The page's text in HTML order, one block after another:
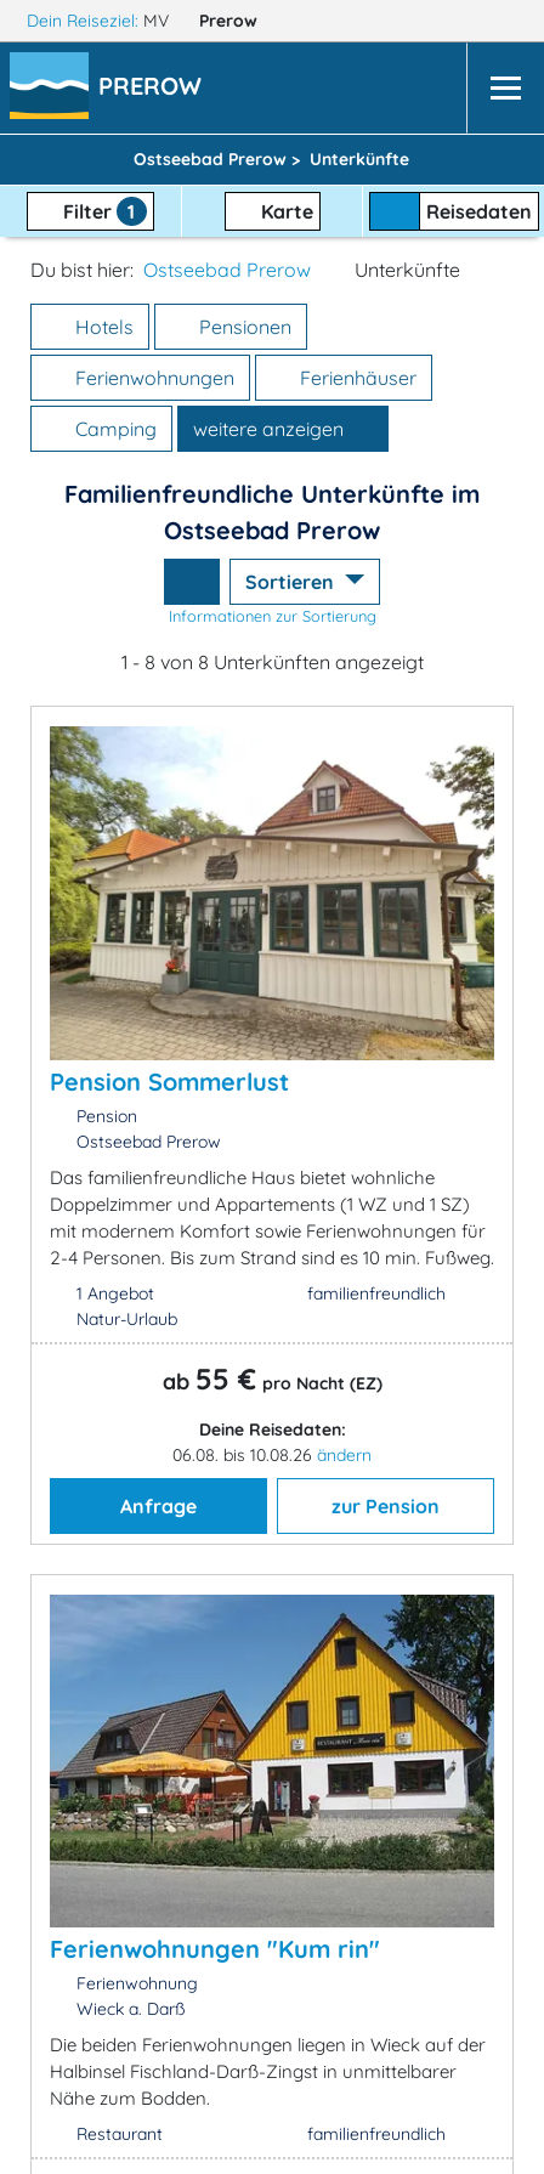
Dein Reiseziel: MV Prerow
PREROW
Ostseebad Prerow > Unterkünfte
Filter 1 Karte Reisedaten
Du bist hier: Ostseebad Prerow Unterkünfte
Hotels Pensionen
Ferienwohnungen Ferienhäuser
Camping weitere anzeigen
Familienfreundliche Unterkünfte im
Ostseebad Prerow
Sortieren
Informationen zur Sortierung
1 - 8 von 8 Unterkünften angezeigt
Pension Sommerlust
Pension
Ostseebad Prerow
Das familienfreundliche Haus bietet wohnliche
Doppelzimmer und Appartements (1 WZ und 1 SZ)
mit modernem Komfort sowie Ferienwohnungen für
2-4 Personen. Bis zum Strand sind es 10 min. Fußweg.
1 Angebot
Natur-Urlaub
familienfreundlich
ab 55 € pro Nacht (EZ)
Deine Reisedaten:
06.08. bis 10.08.26 ändern
Anfrage zur Pension
Ferienwohnungen "Kum rin"
Ferienwohnung
Wieck a. Darß
Die beiden Ferienwohnungen liegen in Wieck auf der
Halbinsel Fischland-Darß-Zingst in unmittelbarer
Nähe zum Bodden.
Restaurant familienfreundlich